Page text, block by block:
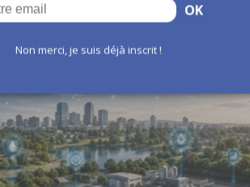
OK
Non merci, je suis déjà inscrit !